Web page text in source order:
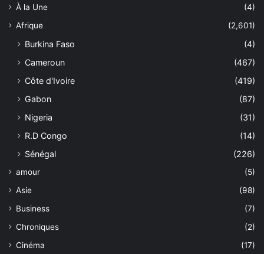
À la Une
(4)
Afrique
(2,601)
Burkina Faso
(4)
Cameroun
(467)
Côte d'Ivoire
(419)
Gabon
(87)
Nigeria
(31)
R.D Congo
(14)
Sénégal
(226)
amour
(5)
Asie
(98)
Business
(7)
Chroniques
(2)
Cinéma
(17)